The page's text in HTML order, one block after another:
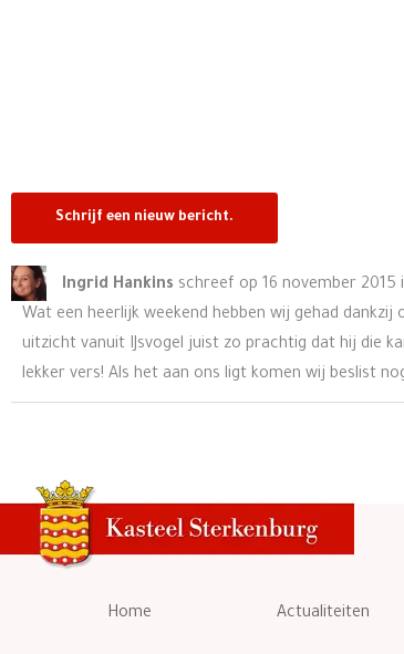
Ingrid Hankins schreef op 16 november 2015
Wat een heerlijk weekend hebben wij gehad
uitzicht vanuit IJsvogel juist zo prachtig dat hij die
lekker vers! Als het aan ons ligt komen wij beslist
Home Actualiteiten